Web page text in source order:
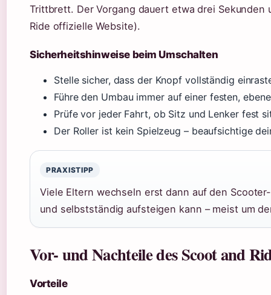
Trittbrett. Der Vorgang dauert etwa drei
Ride offizielle Website).
Sicherheitshinweise beim Umschalten
Stelle sicher, dass der Knopf vollständig
Führe den Umbau immer auf einer festen,
Prüfe vor jeder Fahrt, ob Sitz und Lenker fest
Der Roller ist kein Spielzeug – beaufsichtige
PRAXISTIPP
Viele Eltern wechseln erst dann auf den
und selbstständig aufsteigen kann – meist um
Vor- und Nachteile des Scoot and
Vorteile